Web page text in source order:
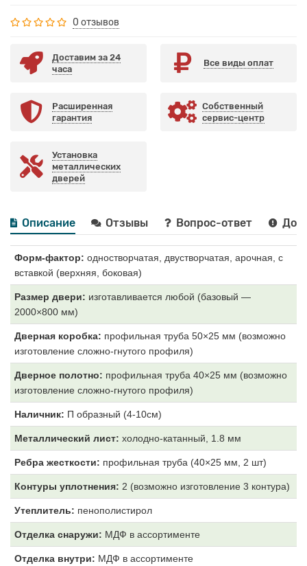
0 отзывов
Доставим за 24
часа
Все виды оплат
Расширенная
гарантия
Собственный
сервис-центр
Установка
металлических
дверей
Описание Отзывы Вопрос-ответ
Форм-фактор: одностворчатая, двустворчатая, арочная, с
вставкой (верхняя, боковая)
Размер двери: изготавливается любой (базовый —
2000×800 мм)
Дверная коробка: профильная труба 50×25 мм (возможно
изготовление сложно-гнутого профиля)
Дверное полотно: профильная труба 40×25 мм (возможно
изготовление сложно-гнутого профиля)
Наличник: П образный (4-10см)
Металлический лист: холодно-катанный, 1.8 мм
Ребра жесткости: профильная труба (40×25 мм, 2 шт)
Контуры уплотнения: 2 (возможно изготовление 3 контура)
Утеплитель: пенополистирол
Отделка снаружи: МДФ в ассортименте
Отделка внутри: МДФ в ассортименте